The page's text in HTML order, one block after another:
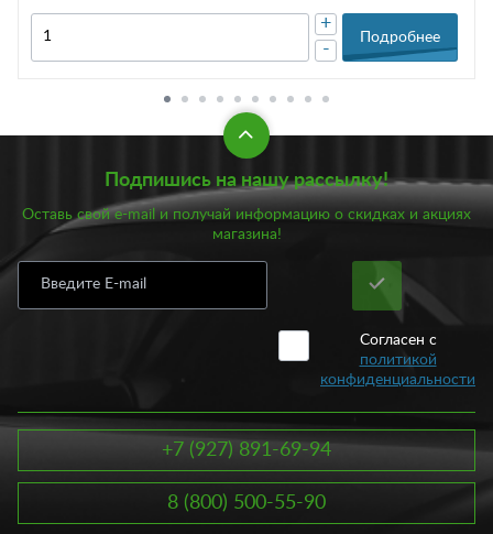
-
+
Подробнее
Подпишись на нашу рассылку!
Оставь свой e-mail и получай информацию о скидках и акциях
магазина!
Согласен с
политикой
конфиденциальности
+7 (927) 891-69-94
8 (800) 500-55-90